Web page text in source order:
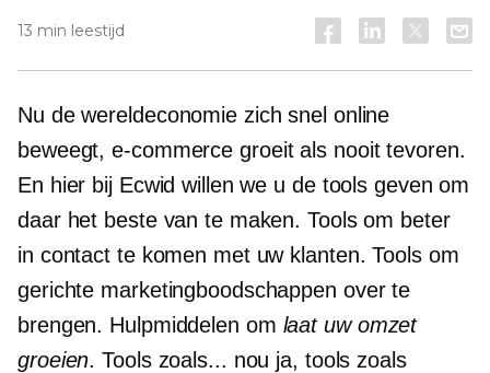
13 min leestijd
Nu de wereldeconomie zich snel online
beweegt,e-commerce groeit als nooit tevoren.
En hier bij Ecwid willen we u de tools geven om
daar het beste van te maken. Tools om beter
in contact te komen met uw klanten. Tools om
gerichte marketingboodschappen over te
brengen. Hulpmiddelen om laat uw omzet
groeien. Tools zoals... nou ja, tools zoals